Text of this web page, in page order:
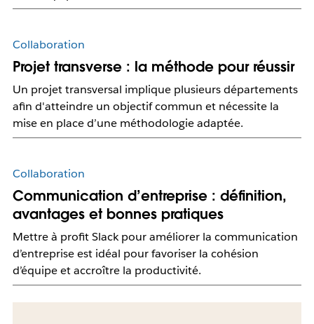
Collaboration
Projet transverse : la méthode pour réussir
Un projet transversal implique plusieurs départements
afin d'atteindre un objectif commun et nécessite la
mise en place d’une méthodologie adaptée.
Collaboration
Communication d’entreprise : définition,
avantages et bonnes pratiques
Mettre à profit Slack pour améliorer la communication
d’entreprise est idéal pour favoriser la cohésion
d’équipe et accroître la productivité.